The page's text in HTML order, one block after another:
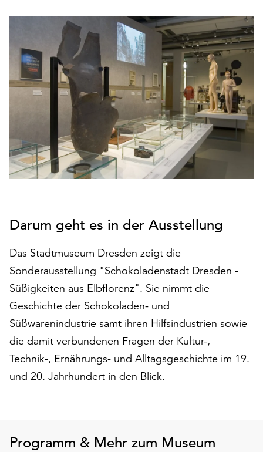
Seite
notwendig
sind
(funktionale
die
lediglich
zu
werden.
Klicken
auf
„Alle
akzeptieren“,
um
alle
Cookies
zu
akzeptieren.
Sie
jederzeit
Darum geht es in der Ausstellung
Das Stadtmuseum Dresden zeigt die
Sonderausstellung "Schokoladenstadt Dresden -
Süßigkeiten aus Elbflorenz". Sie nimmt die
Geschichte der Schokoladen- und
Süßwarenindustrie samt ihren Hilfsindustrien sowie
die damit verbundenen Fragen der Kultur-,
Technik-, Ernährungs- und Alltagsgeschichte im 19.
und 20. Jahrhundert in den Blick.
Programm & Mehr zum Museum